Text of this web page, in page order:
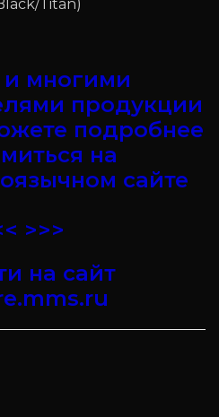
Titan)
многими
продукции
подробнее
на
сайте
>>>
на сайт